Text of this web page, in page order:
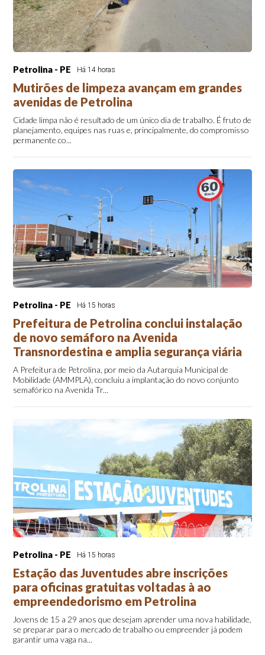
Petrolina - PE Há 14 horas
Mutirões de limpeza avançam em grandes
avenidas de Petrolina
Cidade limpa não é resultado de um único dia de trabalho. É fruto de
planejamento, equipes nas ruas e, principalmente, do compromisso
permanente co...
Petrolina - PE Há 15 horas
Prefeitura de Petrolina conclui instalação
de novo semáforo na Avenida
Transnordestina e amplia segurança viária
A Prefeitura de Petrolina, por meio da Autarquia Municipal de
Mobilidade (AMMPLA), concluiu a implantação do novo conjunto
semafórico na Avenida Tr...
Petrolina - PE Há 15 horas
Estação das Juventudes abre inscrições
para oficinas gratuitas voltadas à ao
empreendedorismo em Petrolina
Jovens de 15 a 29 anos que desejam aprender uma nova habilidade,
se preparar para o mercado de trabalho ou empreender já podem
garantir uma vaga na...